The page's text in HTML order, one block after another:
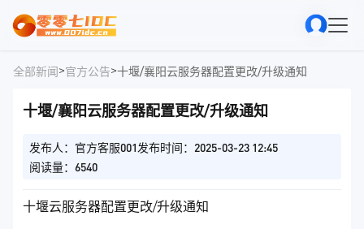
全部新闻>官方公告>十堰/襄阳云服务器配置更改/升级通知
十堰/襄阳云服务器配置更改/升级通知
发布人：官方客服001发布时间：2025-03-23 12:45
阅读量：6540
十堰云服务器配置更改/升级通知